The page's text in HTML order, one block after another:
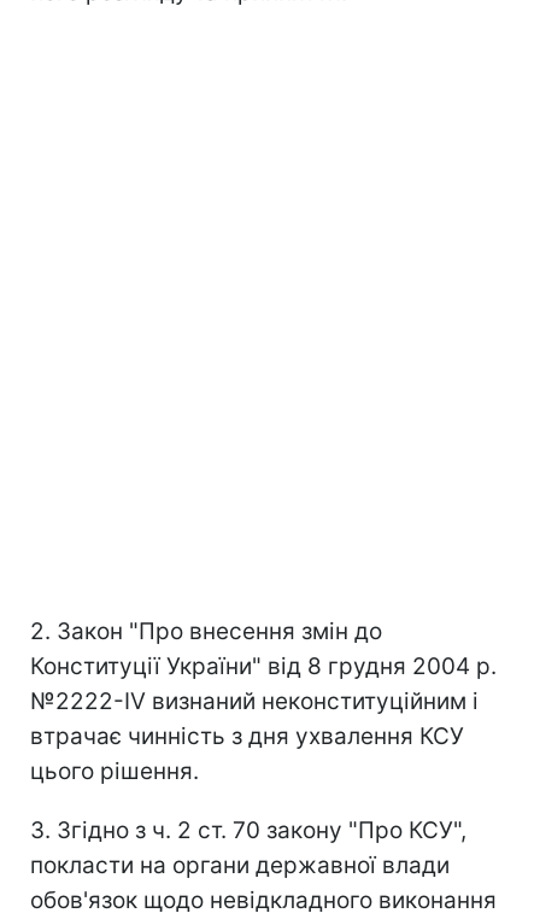
2. Закон "Про внесення змін до
Конституції України" від 8 грудня 2004 р.
№2222-IV визнаний неконституційним і
втрачає чинність з дня ухвалення КСУ
цього рішення.
3. Згідно з ч. 2 ст. 70 закону "Про КСУ",
покласти на органи державної влади
обов'язок щодо невідкладного виконання